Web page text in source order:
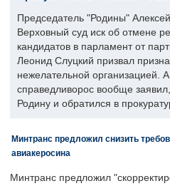
Председатель "Родины"
Верховный суд иск об отмене
кандидатов в парламент от
Леонид Слуцкий призвал
нежелательной организацией.
справедливорос вообще
Родину и обратился в
Минтранс предложил снизить
авиакеросина
Минтранс предложил